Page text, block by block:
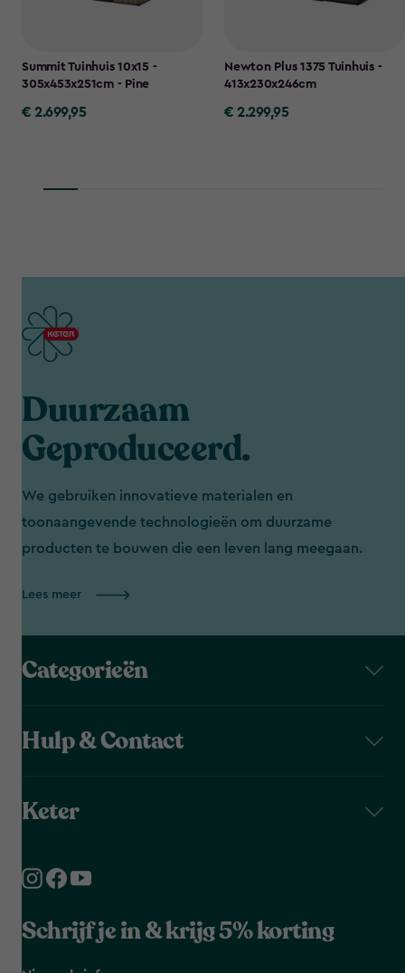
Summit Tuinhuis 10x15 -
305x453x251cm - Pine
€
€ 2.699,95
Newton Plus 1375 Tuinhuis -
413x230x246cm
€
€ 2.299,95
Duurzaam
Geproduceerd.
We gebruiken innovatieve materialen en
toonaangevende technologieën om duurzame
producten te bouwen die een leven lang meegaan.
Lees meer
Categorieën
Hulp & Contact
Keter
Schrijf je in & krijg 5% korting